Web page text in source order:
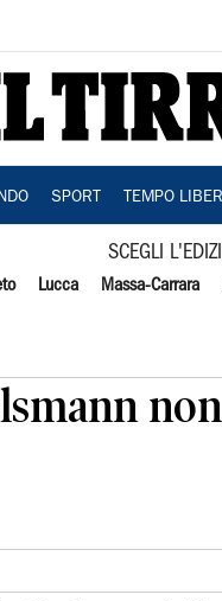
SPORT TEMPO
SCEGLI
Lucca Massa-Carrara